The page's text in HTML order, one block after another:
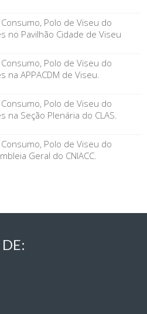
Polo de Viseu do
no Pavilhão Cidade de Viseu
Polo de Viseu do
na APPACDM de Viseu.
Polo de Viseu do
na Seção Plenária do CLAS.
Polo de Viseu do
Geral do CNIACC.